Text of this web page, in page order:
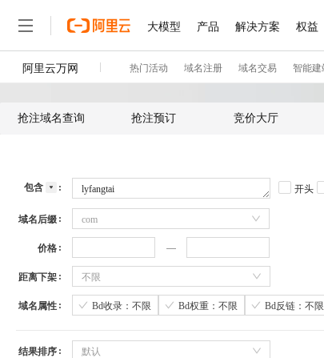
抢注域名查询 抢注预订 竞价大厅
包含 开头
域名后缀 com
价格
距离下架 不限
域名属性 Bd收录：不限 Bd权重：不限 Bd反链：不限
结果排序 默认